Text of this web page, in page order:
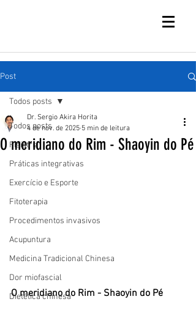
Post
Todos posts
Fisiatria
Práticas integrativas
Exercício e Esporte
Fitoterapia
Procedimentos invasivos
Acupuntura
Medicina Tradicional Chinesa
Dor miofascial
Dietética chinesa
Todos posts
O meridiano do Rim - Shaoyin do Pé
Dr. Sergio Akira Horita
4 de nov. de 2025 5 min de leitura
O meridiano do Rim - Shaoyin do Pé